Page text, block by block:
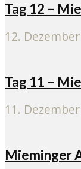
Tag 12 –
12.
Tag 11 –
11.
Mieminger